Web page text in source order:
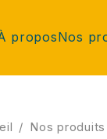
proposNos
/ Nos produits